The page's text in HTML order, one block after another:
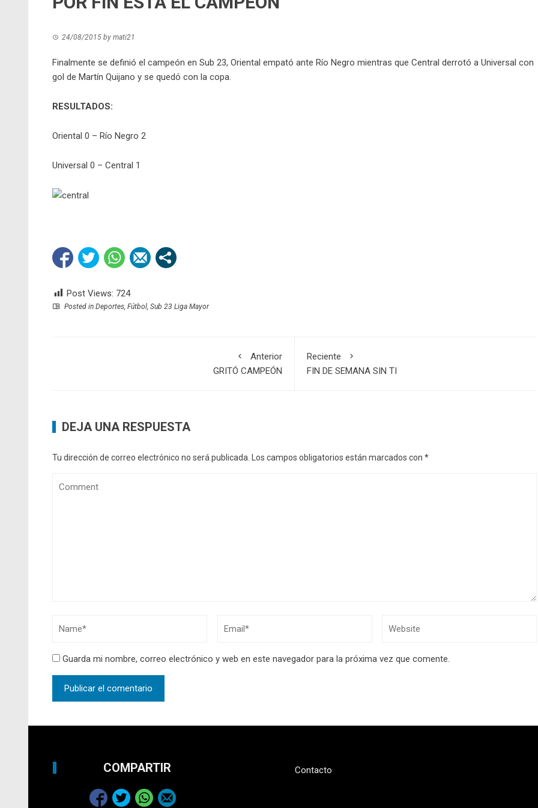
24/08/2015 by mati21
Finalmente se definió el campeón en Sub 23, Oriental empató ante Río Negro mientras que Central derrotó a Universal con
gol de Martín Quijano y se quedó con la copa.
RESULTADOS:
Oriental 0 – Río Negro 2
Universal 0 – Central 1
Post Views: 724
Posted in Deportes, Fútbol, Sub 23 Liga Mayor
Anterior
GRITÓ CAMPEÓN
Reciente
FIN DE SEMANA SIN TI
DEJA UNA RESPUESTA
Tu dirección de correo electrónico no será publicada. Los campos obligatorios están marcados con *
Guarda mi nombre, correo electrónico y web en este navegador para la próxima vez que comente.
COMPARTIR Contacto